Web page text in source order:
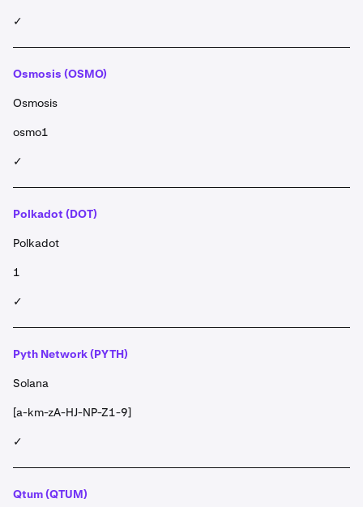
✓
Osmosis (OSMO)
Osmosis
osmo1
✓
Polkadot (DOT)
Polkadot
1
✓
Pyth Network (PYTH)
Solana
[a-km-zA-HJ-NP-Z1-9]
✓
Qtum (QTUM)